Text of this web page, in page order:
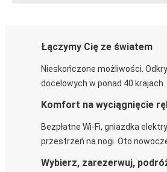
Łączymy Cię ze światem
Nieskończone możliwości.
docelowych w ponad 40 krajach.
Komfort na wyciągnięcie
Bezpłatne Wi-Fi, gniazdka
przestrzeń na nogi. Oto
Wybierz, zarezerwuj,